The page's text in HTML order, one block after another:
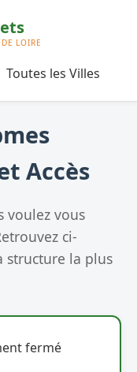
Toutes les Villes
Accès
voulez vous
ci-
structure la plus
fermé